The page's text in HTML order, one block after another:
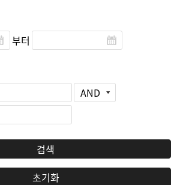
부터
검색
초기화